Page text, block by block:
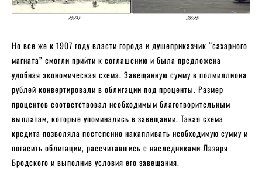
Но все же к 1907 году власти города и душеприказчик “сахарного
магната” смогли прийти к соглашению и была предложена
удобная экономическая схема. Завещанную сумму в полмиллиона
рублей конвертировали в облигации под проценты. Размер
процентов соответствовал необходимым благотворительным
выплатам, которые упоминались в завещании. Такая схема
кредита позволяла постепенно накапливать необходимую сумму и
погасить облигации, рассчитавшись с наследниками Лазаря
Бродского и выполнив условия его завещания.